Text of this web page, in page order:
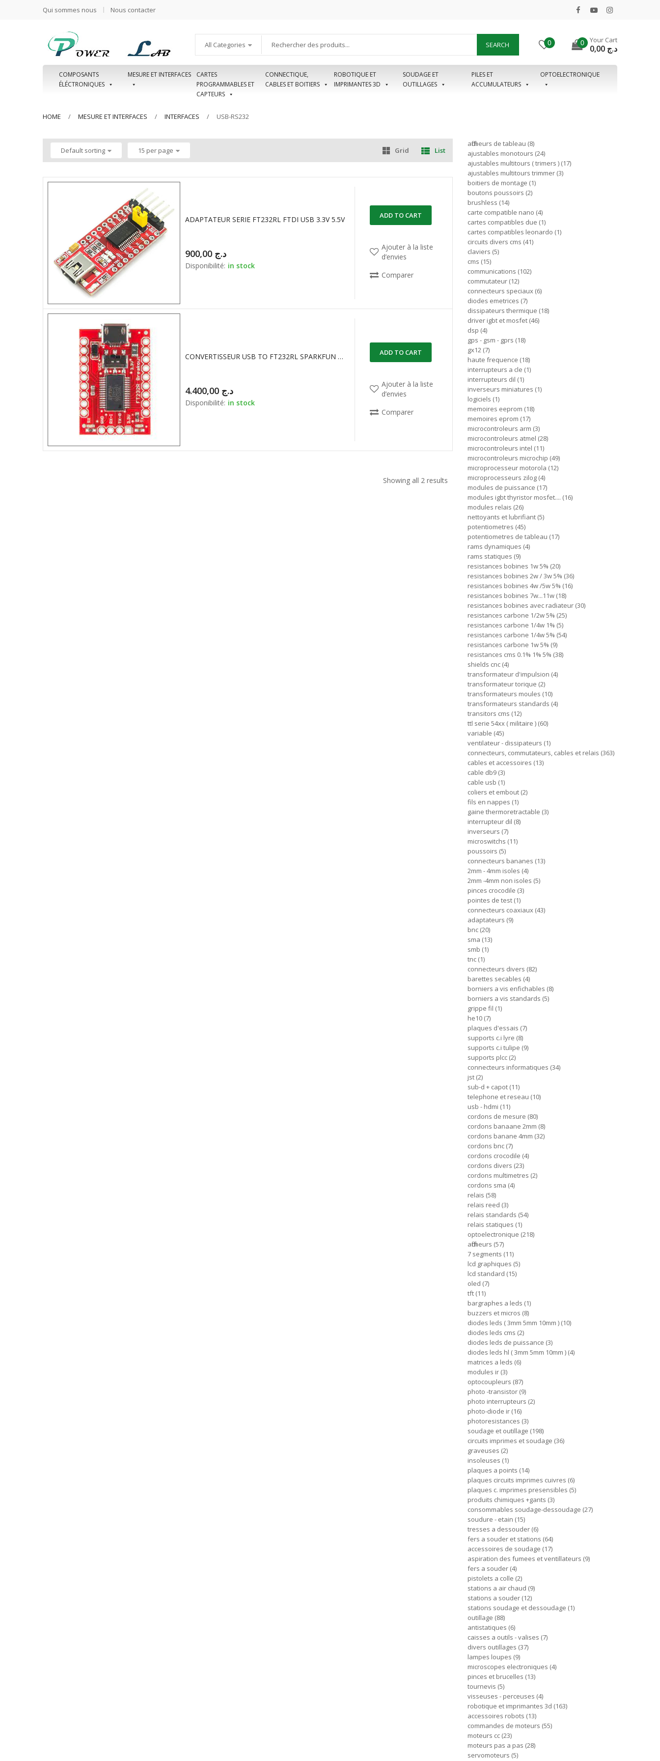
Qui sommes nous Nous contacter
All Categories SEARCH 0 0 Your Cart
د.ج
COMPOSANTS
ÉLÉCTRONIQUES
MESURE ET INTERFACES
CARTES
PROGRAMMABLES ET
CAPTEURS
CONNECTIQUE,
CABLES ET BOITIERS
ROBOTIQUE ET
IMPRIMANTES 3D
SOUDAGE ET
OUTILLAGES
PILES ET
ACCUMULATEURS
OPTOELECTRONIQUE
HOME MESURE ET INTERFACES INTERFACES USB-RS232
Default sorting 15 per page Grid List
ADAPTATEUR SERIE FT232RL FTDI USB 3.3V 5.5V
د.ج
Disponibilité: in stock
ADD TO CART
Ajouter à la liste
d’envies
Comparer
CONVERTISSEUR USB TO FT232RL SPARKFUN BOB-12731
د.ج
Disponibilité: in stock
ADD TO CART
Ajouter à la liste
d’envies
Comparer
Showing all 2 results
afficheurs de tableau 8
ajustables monotours 24
ajustables multitours ( trimers ) 17
ajustables multitours trimmer 3
boitiers de montage 1
boutons poussoirs 2
brushless 14
carte compatible nano 4
cartes compatibles due 1
cartes compatibles leonardo 1
circuits divers cms 41
claviers 5
cms 15
communications 102
commutateur 12
connecteurs speciaux 6
diodes emetrices 7
dissipateurs thermique 18
driver igbt et mosfet 46
dsp 4
gps - gsm - gprs 18
gx12 7
haute frequence 18
interrupteurs a cle 1
interrupteurs dil 1
inverseurs miniatures 1
logiciels 1
memoires eeprom 18
memoires eprom 17
microcontroleurs arm 3
microcontroleurs atmel 28
microcontroleurs intel 11
microcontroleurs microchip 49
microprocesseur motorola 12
microprocesseurs zilog 4
modules de puissance 17
modules igbt thyristor mosfet.... 16
modules relais 26
nettoyants et lubrifiant 5
potentiometres 45
potentiometres de tableau 17
rams dynamiques 4
rams statiques 9
resistances bobines 1w 5% 20
resistances bobines 2w / 3w 5% 36
resistances bobines 4w /5w 5% 16
resistances bobines 7w...11w 18
resistances bobines avec radiateur 30
resistances carbone 1/2w 5% 25
resistances carbone 1/4w 1% 5
resistances carbone 1/4w 5% 54
resistances carbone 1w 5% 9
resistances cms 0.1% 1% 5% 38
shields cnc 4
transformateur d'impulsion 4
transformateur torique 2
transformateurs moules 10
transformateurs standards 4
transitors cms 12
ttl serie 54xx ( militaire ) 60
variable 45
ventilateur - dissipateurs 1
connecteurs, commutateurs, cables et relais 363
cables et accessoires 13
cable db9 3
cable usb 1
coliers et embout 2
fils en nappes 1
gaine thermoretractable 3
interrupteur dil 8
inverseurs 7
microswitchs 11
poussoirs 5
connecteurs bananes 13
2mm - 4mm isoles 4
2mm -4mm non isoles 5
pinces crocodile 3
pointes de test 1
connecteurs coaxiaux 43
adaptateurs 9
bnc 20
sma 13
smb 1
tnc 1
connecteurs divers 82
barettes secables 4
borniers a vis enfichables 8
borniers a vis standards 5
grippe fil 1
he10 7
plaques d'essais 7
supports c.i lyre 8
supports c.i tulipe 9
supports plcc 2
connecteurs informatiques 34
jst 2
sub-d + capot 11
telephone et reseau 10
usb - hdmi 11
cordons de mesure 80
cordons banaane 2mm 8
cordons banane 4mm 32
cordons bnc 7
cordons crocodile 4
cordons divers 23
cordons multimetres 2
cordons sma 4
relais 58
relais reed 3
relais standards 54
relais statiques 1
optoelectronique 218
afficheurs 57
7 segments 11
lcd graphiques 5
lcd standard 15
oled 7
tft 11
bargraphes a leds 1
buzzers et micros 8
diodes leds ( 3mm 5mm 10mm ) 10
diodes leds cms 2
diodes leds de puissance 3
diodes leds hl ( 3mm 5mm 10mm ) 4
matrices a leds 6
modules ir 3
optocoupleurs 87
photo -transistor 9
photo interrupteurs 2
photo-diode ir 16
photoresistances 3
soudage et outillage 198
circuits imprimes et soudage 36
graveuses 2
insoleuses 1
plaques a points 14
plaques circuits imprimes cuivres 6
plaques c. imprimes presensibles 5
produits chimiques +gants 3
consommables soudage-dessoudage 27
soudure - etain 15
tresses a dessouder 6
fers a souder et stations 64
accessoires de soudage 17
aspiration des fumees et ventillateurs 9
fers a souder 4
pistolets a colle 2
stations a air chaud 9
stations a souder 12
stations soudage et dessoudage 1
outillage 88
antistatiques 6
caisses a outils - valises 7
divers outillages 37
lampes loupes 9
microscopes electroniques 4
pinces et brucelles 13
tournevis 5
visseuses - perceuses 4
robotique et imprimantes 3d 163
accessoires robots 13
commandes de moteurs 55
moteurs cc 23
moteurs pas a pas 28
servomoteurs 5